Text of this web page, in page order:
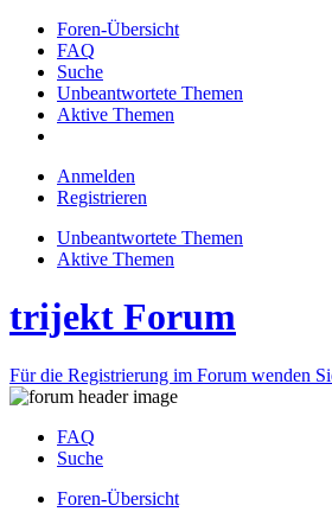
Foren-Übersicht
FAQ
Suche
Unbeantwortete Themen
Aktive Themen
Anmelden
Registrieren
Unbeantwortete Themen
Aktive Themen
trijekt Forum
Für die Registrierung im Forum wenden
FAQ
Suche
Foren-Übersicht